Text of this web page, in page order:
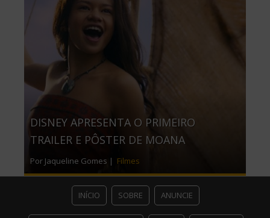
DISNEY APRESENTA O PRIMEIRO
TRAILER E PÔSTER DE MOANA
Por Jaqueline Gomes | Filmes
INÍCIO SOBRE ANUNCIE